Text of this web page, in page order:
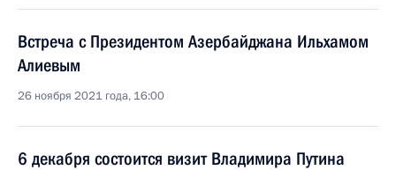
Встреча с Президентом Азербайджана Ильхамом
Алиевым
26 ноября 2021 года, 16:00
6 декабря состоится визит Владимира Путина